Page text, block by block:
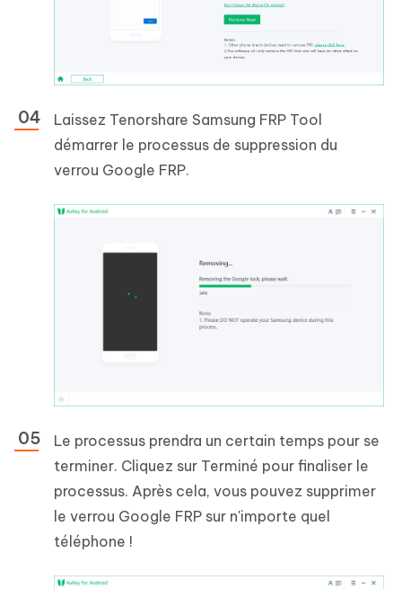
Laissez Tenorshare Samsung FRP Tool
démarrer le processus de suppression du
verrou Google FRP.
Le processus prendra un certain temps pour se
terminer. Cliquez sur Terminé pour finaliser le
processus. Après cela, vous pouvez supprimer
le verrou Google FRP sur n'importe quel
téléphone !